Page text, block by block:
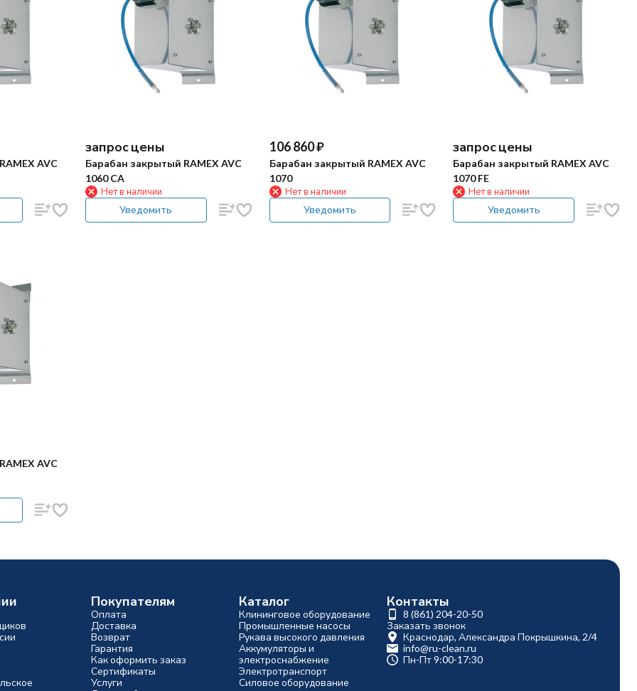
AVC
запрос цены
Барабан закрытый RAMEX AVC
1060 CA
Нет в наличии
Уведомить
106 860₽
Барабан закрытый RAMEX AVC
1070
Нет в наличии
Уведомить
запрос цены
Барабан закрытый RAMEX AVC
1070 FE
Нет в наличии
Уведомить
AVC
Покупателям
Оплата
Доставка
Возврат
Гарантия
Как оформить заказ
Сертификаты
Услуги
Каталог
Клининговое оборудование
Промышленные насосы
Рукава высокого давления
Аккумуляторы и
электроснабжение
Электротранспорт
Силовое оборудование
Контакты
8 (861) 204-20-50
Заказать звонок
Краснодар, Александра Покрышкина, 2/4
info@ru-clean.ru
Пн-Пт 9:00-17:30